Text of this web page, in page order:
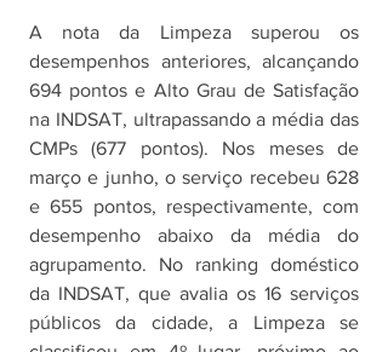
A nota da Limpeza superou os
desempenhos anteriores, alcançando
694 pontos e Alto Grau de Satisfação
na INDSAT, ultrapassando a média das
CMPs (677 pontos). Nos meses de
março e junho, o serviço recebeu 628
e 655 pontos, respectivamente, com
desempenho abaixo da média do
agrupamento. No ranking doméstico
da INDSAT, que avalia os 16 serviços
públicos da cidade, a Limpeza se